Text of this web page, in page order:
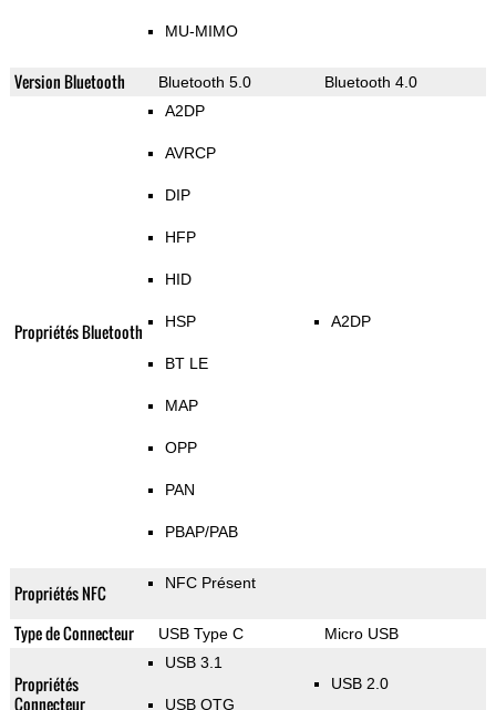
MU-MIMO
Version Bluetooth Bluetooth 5.0 Bluetooth 4.0
Propriétés Bluetooth
A2DP
AVRCP
DIP
HFP
HID
HSP
BT LE
MAP
OPP
PAN
PBAP/PAB
A2DP
Propriétés NFC NFC Présent
Type de Connecteur USB Type C Micro USB
Propriétés
Connecteur
USB 3.1
USB OTG
USB 2.0